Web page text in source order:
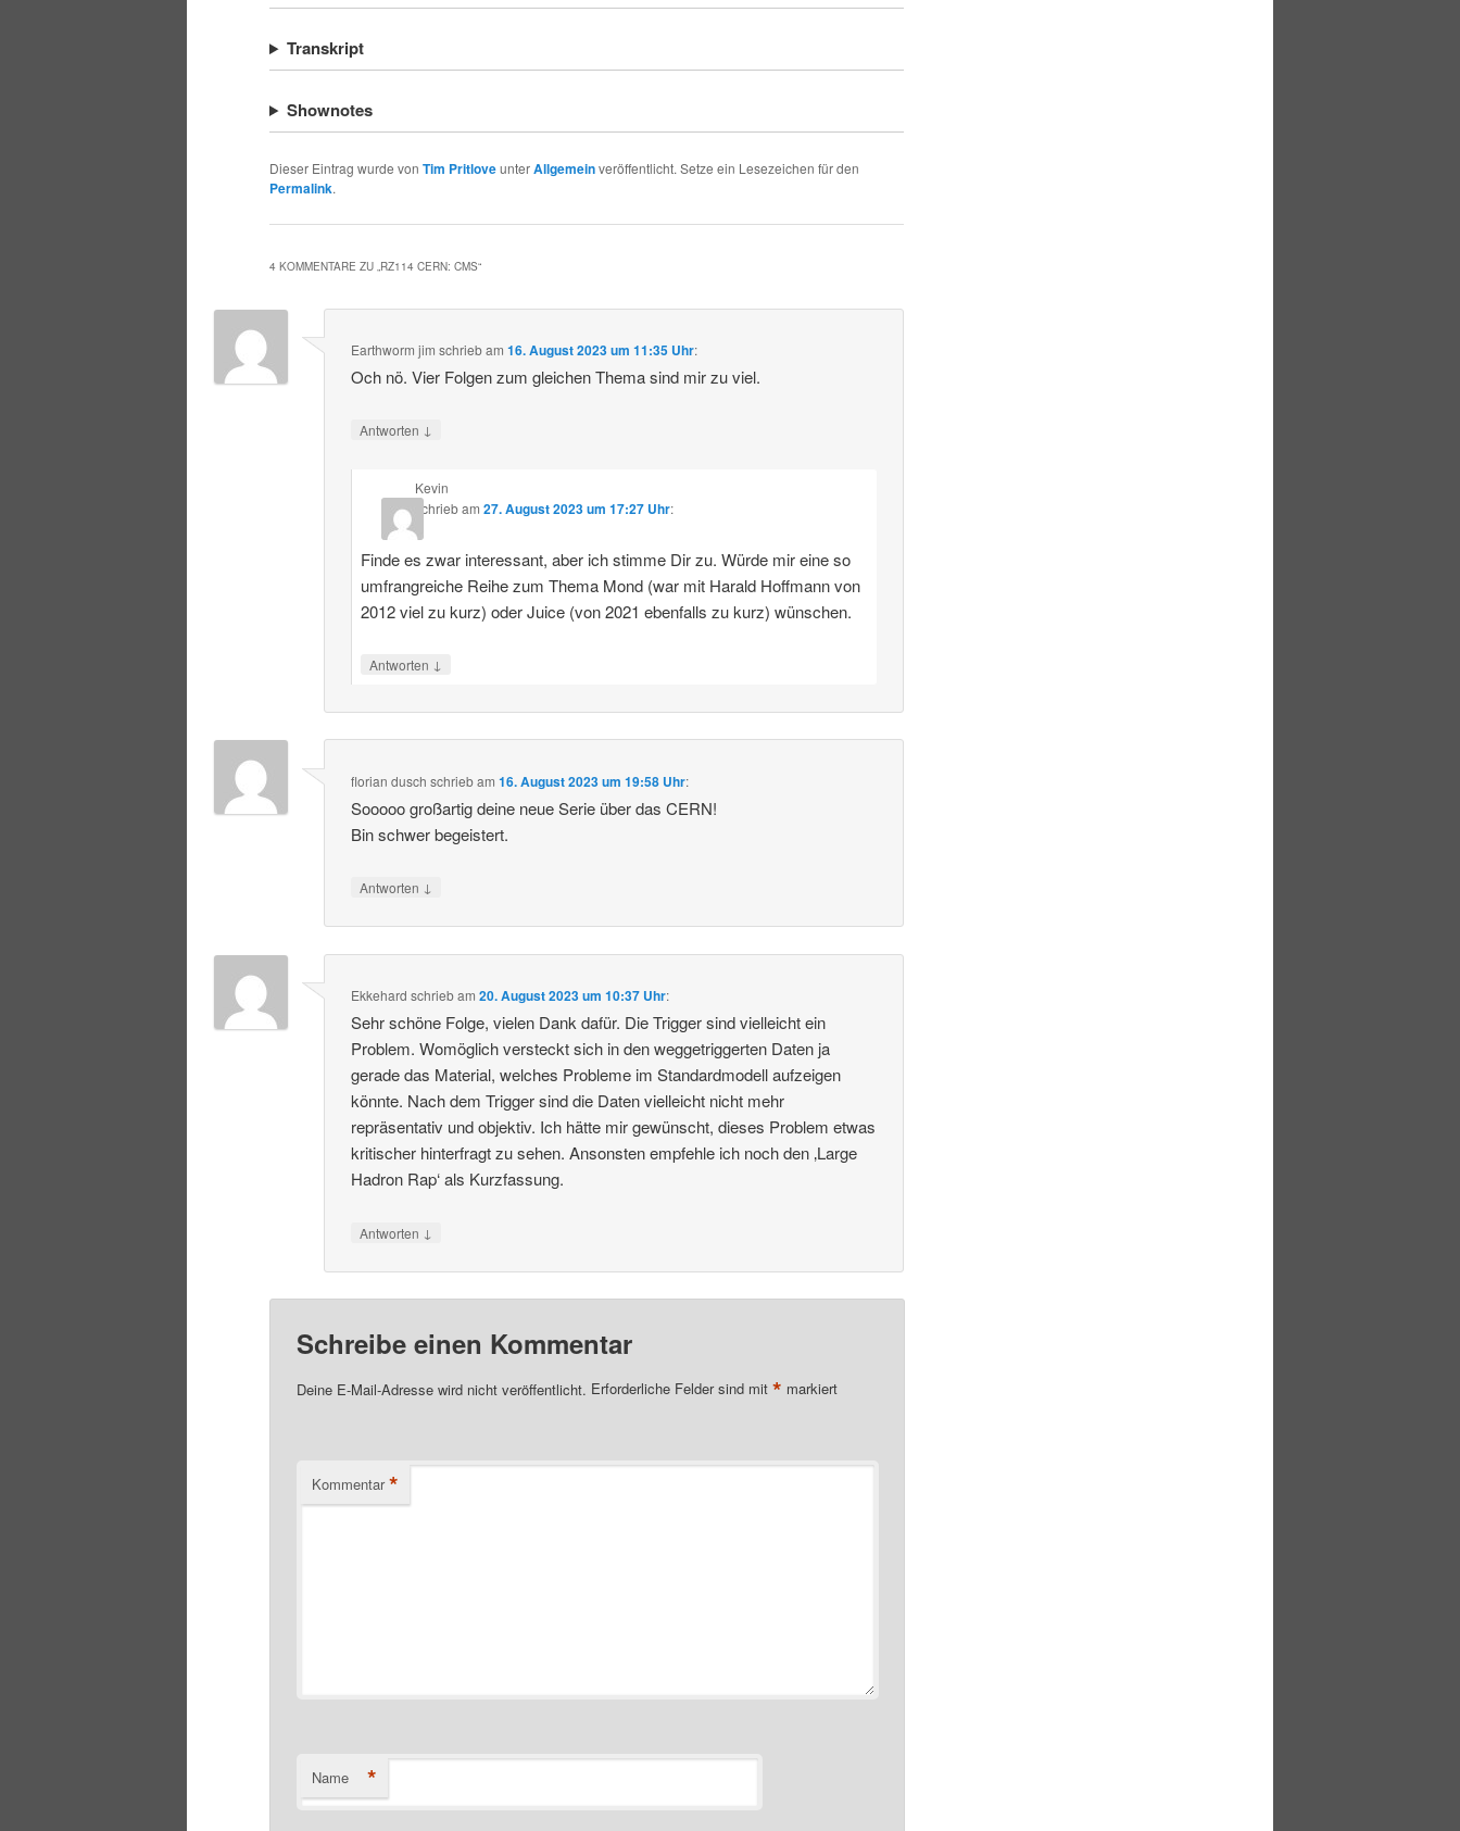
Transkript
Shownotes
Dieser Eintrag wurde von Tim PritloveunterAllgemeinveröffentlicht. Setze ein Lesezeichen für den
Permalink.
4 KOMMENTARE ZU „ RZ114 CERN: CMS“
Earthworm jim schriebam16. August 2023 um 11:35 Uhr:
Och nö. Vier Folgen zum gleichen Thema sind mir zu viel.
Antworten ↓
Kevin
schriebam 27. August 2023 um 17:27 Uhr:
Finde es zwar interessant, aber ich stimme Dir zu. Würde mir eine so
umfrangreiche Reihe zum Thema Mond (war mit Harald Hoffmann von
2012 viel zu kurz) oder Juice (von 2021 ebenfalls zu kurz) wünschen.
Antworten ↓
florian dusch schriebam16. August 2023 um 19:58 Uhr:
Sooooo großartig deine neue Serie über das CERN!
Bin schwer begeistert.
Antworten ↓
Ekkehard schriebam20. August 2023 um 10:37 Uhr:
Sehr schöne Folge, vielen Dank dafür. Die Trigger sind vielleicht ein
Problem. Womöglich versteckt sich in den weggetriggerten Daten ja
gerade das Material, welches Probleme im Standardmodell aufzeigen
könnte. Nach dem Trigger sind die Daten vielleicht nicht mehr
repräsentativ und objektiv. Ich hätte mir gewünscht, dieses Problem etwas
kritischer hinterfragt zu sehen. Ansonsten empfehle ich noch den ‚Large
Hadron Rap‘ als Kurzfassung.
Antworten ↓
Schreibe einen Kommentar
Deine E-Mail-Adresse wird nicht veröffentlicht. Erforderliche Felder sind mit* markiert
Kommentar *
Name *